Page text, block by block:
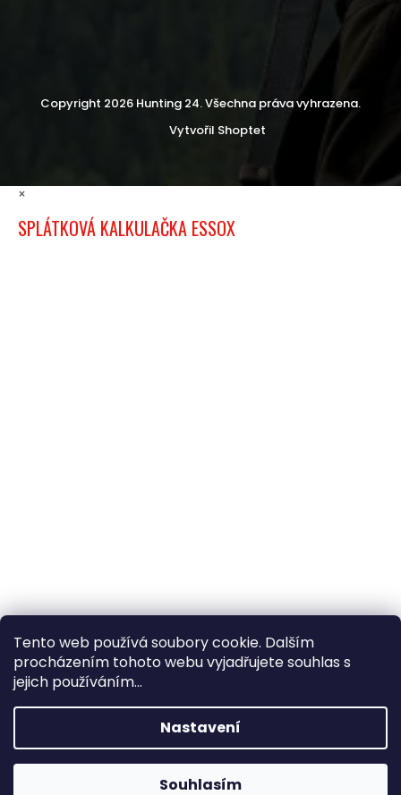
Tento web používá soubory cookie. Dalším
procházením tohoto webu vyjadřujete souhlas s
jejich používáním...
Nastavení
Souhlasím
Vytvořil Shoptet
Copyright 2026 Hunting 24. Všechna práva vyhrazena.
×
SPLÁTKOVÁ KALKULAČKA ESSOX
×
Hledáte nejvýhodnější cenu? Získáte jí
pomocíregistrace